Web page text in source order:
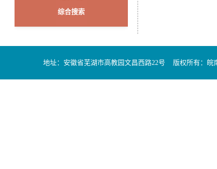
综合搜索
地址：安徽省芜湖市高教园文昌西路22号 版权所有：